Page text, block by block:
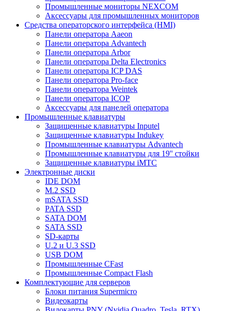
Промышленные мониторы NEXCOM
Аксессуары для промышленных мониторов
Средства операторского интерфейса (HMI)
Панели оператора Aaeon
Панели оператора Advantech
Панели оператора Arbor
Панели оператора Delta Electronics
Панели оператора ICP DAS
Панели оператора Pro-face
Панели оператора Weintek
Панели оператора ICOP
Аксессуары для панелей оператора
Промышленные клавиатуры
Защищенные клавиатуры Inputel
Защищенные клавиатуры Indukey
Промышленные клавиатуры Advantech
Промышленные клавиатуры для 19'' стойки
Защищенные клавиатуры iMTC
Электронные диски
IDE DOM
M.2 SSD
mSATA SSD
PATA SSD
SATA DOM
SATA SSD
SD-карты
U.2 и U.3 SSD
USB DOM
Промышленные CFast
Промышленные Compact Flash
Комплектующие для серверов
Блоки питания Supermicro
Видеокарты